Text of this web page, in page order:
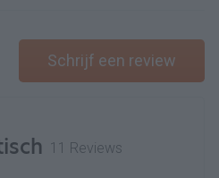
Schrijf een review
11 Reviews